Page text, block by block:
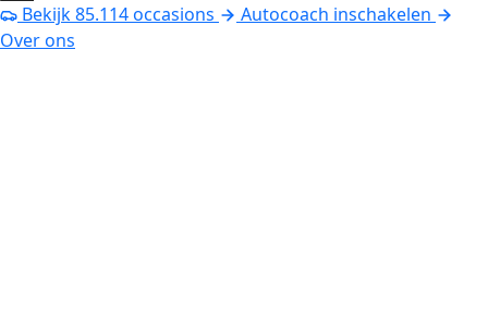
Bekijk85.114occasions
Autocoach inschakelen
Over ons